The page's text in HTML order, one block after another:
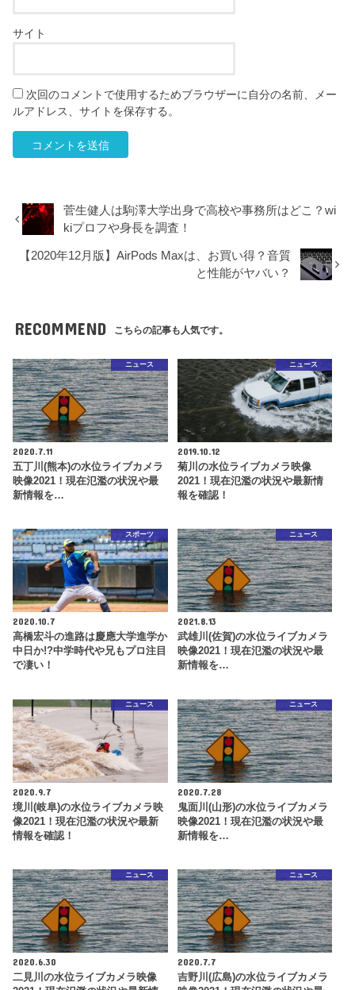
サイト
次回のコメントで使用するためブラウザーに自分の名前、メー
ルアドレス、サイトを保存する。
菅生健人は駒澤大学出身で高校や事務所はどこ？wi
kiプロフや身長を調査！
【2020年12月版】AirPods Maxは、お買い得？音質
と性能がヤバい？
RECOMMEND こちらの記事も人気です。
ニュース
2020.7.11
五丁川(熊本)の水位ライブカメラ
映像2021！現在氾濫の状況や最
新情報を…
ニュース
2019.10.12
菊川の水位ライブカメラ映像
2021！現在氾濫の状況や最新情
報を確認！
スポーツ
2020.10.7
高橋宏斗の進路は慶應大学進学か
中日か!?中学時代や兄もプロ注目
で凄い！
ニュース
2021.8.13
武雄川(佐賀)の水位ライブカメラ
映像2021！現在氾濫の状況や最
新情報を…
ニュース
2020.9.7
境川(岐阜)の水位ライブカメラ映
像2021！現在氾濫の状況や最新
情報を確認！
ニュース
2020.7.28
鬼面川(山形)の水位ライブカメラ
映像2021！現在氾濫の状況や最
新情報を…
ニュース
2020.6.30
二見川の水位ライブカメラ映像
ニュース
2020.7.7
吉野川(広島)の水位ライブカメラ